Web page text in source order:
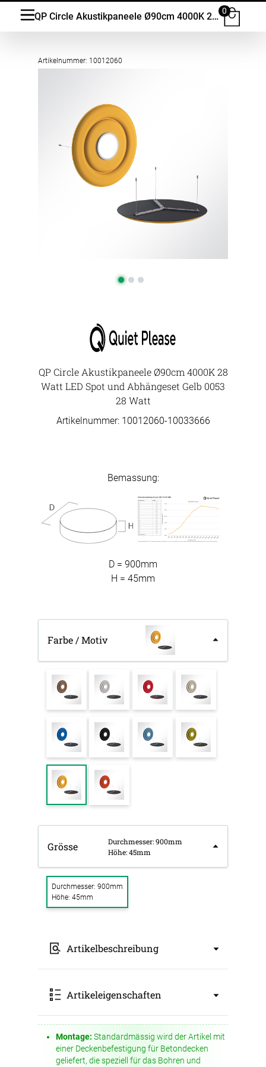
QP Circle Akustikpaneele Ø90cm 4000K 28 Watt LED Spot und Abhängeset
0
Artikelnummer: 10012060
QP Circle Akustikpaneele Ø90cm 4000K 28
Watt LED Spot und Abhängeset Gelb 0053
28 Watt
Artikelnummer: 10012060-10033666
Bemassung:
D = 900mm
H = 45mm
Farbe / Motiv
Grösse
Durchmesser: 900mm
Höhe: 45mm
Durchmesser: 900mm
Höhe: 45mm
Artikelbeschreibung
Raumakustik mit hochwertiger Beleuchtung.
Farben, sodass es sich mühelos in jede
Raumgestaltung integrieren lässt.
Artikeleigenschaften
Art: Absorber
Höhe: 45mm
Farbbezeichnung: Gelb 0053
Montage: Standardmässig wird der Artikel mit
einer Deckenbefestigung für Betondecken
geliefert, die speziell für das Bohren und